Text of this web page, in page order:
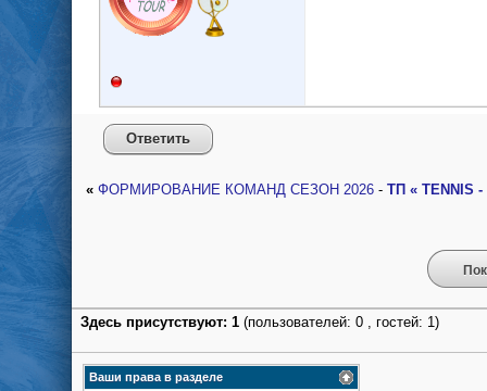
Ответить
« ФОРМИРОВАНИЕ КОМАНД СЕЗОН 2026 - ТП « TENNIS -
Здесь присутствуют: 1 (пользователей: 0 , гостей: 1)
Ваши права в разделе